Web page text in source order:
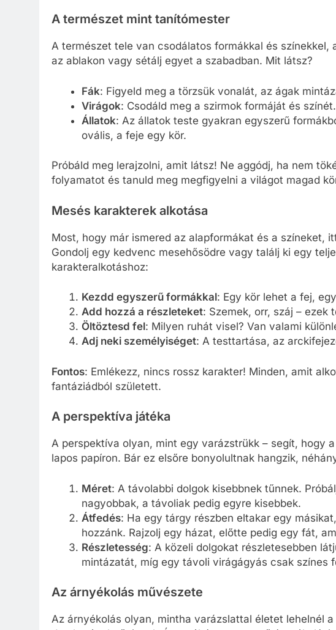
A természet mint tanítómester
A természet tele van csodálatos formákkal és színekkel,
az ablakon vagy sétálj egyet a szabadban. Mit látsz?
Fák: Figyeld meg a törzsük vonalát, az ágak
Virágok: Csodáld meg a szirmok formáját és
Állatok: Az állatok teste gyakran egyszerű
ovális, a feje egy kör.
Próbáld meg lerajzolni, amit látsz! Ne aggódj, ha nem
folyamatot és tanuld meg megfigyelni a világot magad
Mesés karakterek alkotása
Most, hogy már ismered az alapformákat és a színeket,
Gondolj egy kedvenc mesehősödre vagy találj ki egy
karakteralkotáshoz:
Kezdd egyszerű formákkal: Egy kör lehet a fej,
Add hozzá a részleteket: Szemek, orr, száj – ezek
Öltöztesd fel: Milyen ruhát visel? Van valami
Adj neki személyiséget: A testtartása, az
Fontos: Emlékezz, nincs rossz karakter! Minden, amit
fantáziádból született.
A perspektíva játéka
A perspektíva olyan, mint egy varázstrükk – segít, hogy
lapos papíron. Bár ez elsőre bonyolultnak hangzik,
Méret: A távolabbi dolgok kisebbnek tűnnek.
nagyobbak, a távoliak pedig egyre kisebbek.
Átfedés: Ha egy tárgy részben eltakar egy
hozzánk. Rajzolj egy házat, előtte pedig egy fát,
Részletesség: A közeli dolgokat részletesebben
mintázatát, míg egy távoli virágágyás csak színes
Az árnyékolás művészete
Az árnyékolás olyan, mintha varázslattal életet lehelnél